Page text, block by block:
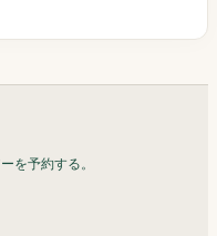
を予約する。